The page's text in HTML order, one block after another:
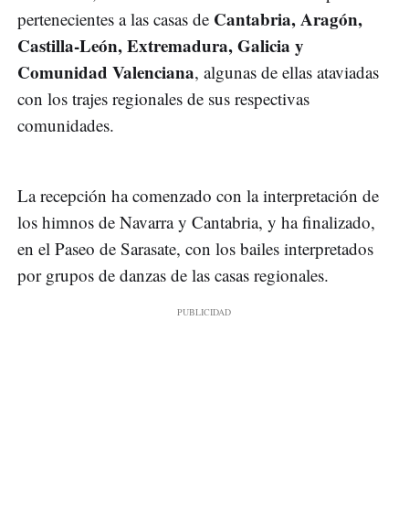
pertenecientes a las casas de Cantabria, Aragón,
Castilla-León, Extremadura, Galicia y
Comunidad Valenciana, algunas de ellas ataviadas
con los trajes regionales de sus respectivas
comunidades.
La recepción ha comenzado con la interpretación de
los himnos de Navarra y Cantabria, y ha finalizado,
en el Paseo de Sarasate, con los bailes interpretados
por grupos de danzas de las casas regionales.